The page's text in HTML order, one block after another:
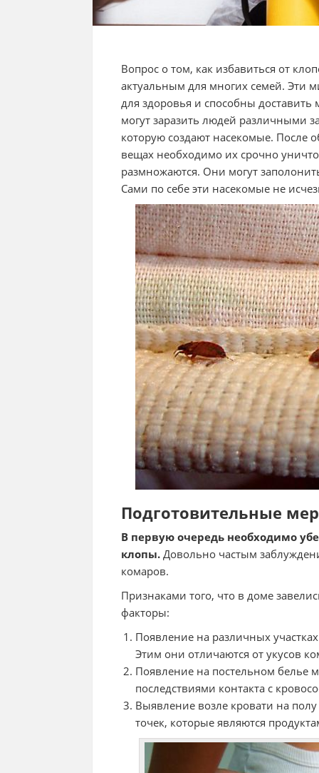
Вопрос о том, как избавиться от
актуальным для многих семей. Эти
для здоровья и способны
могут заразить людей различными
которую создают насекомые. После
вещах необходимо их срочно
размножаются. Они могут
Сами по себе эти насекомые не
Подготовительные
В первую очередь необходимо
клопы. Довольно частым
комаров.
Признаками того, что в доме
факторы:
Появление на различных
Этим они отличаются от укусов
Появление на постельном белье
последствиями контакта с
Выявление возле кровати на
точек, которые являются